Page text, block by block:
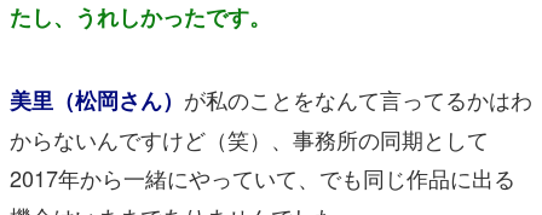
たし、うれしかったです。
美里（松岡さん） が私のことをなんて言ってるかはわ
からないんですけど（笑）、事務所の同期として
2017年から一緒にやっていて、でも同じ作品に出る